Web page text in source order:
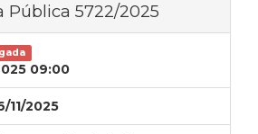
Pública 5722/2025
09:00
11/2025